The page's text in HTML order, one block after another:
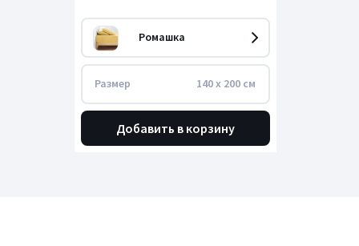
Ромашка
Размер 140 x 200 см
Добавить в корзину